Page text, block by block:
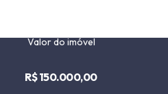
Valor do imóvel
R$ 150.000,00